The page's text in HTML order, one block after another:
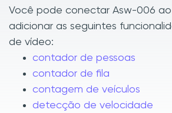
Você pode conectar Asw-006
adicionar as seguintes
de vídeo:
contador de pessoas
contador de fila
contagem de veículos
detecção de velocidade